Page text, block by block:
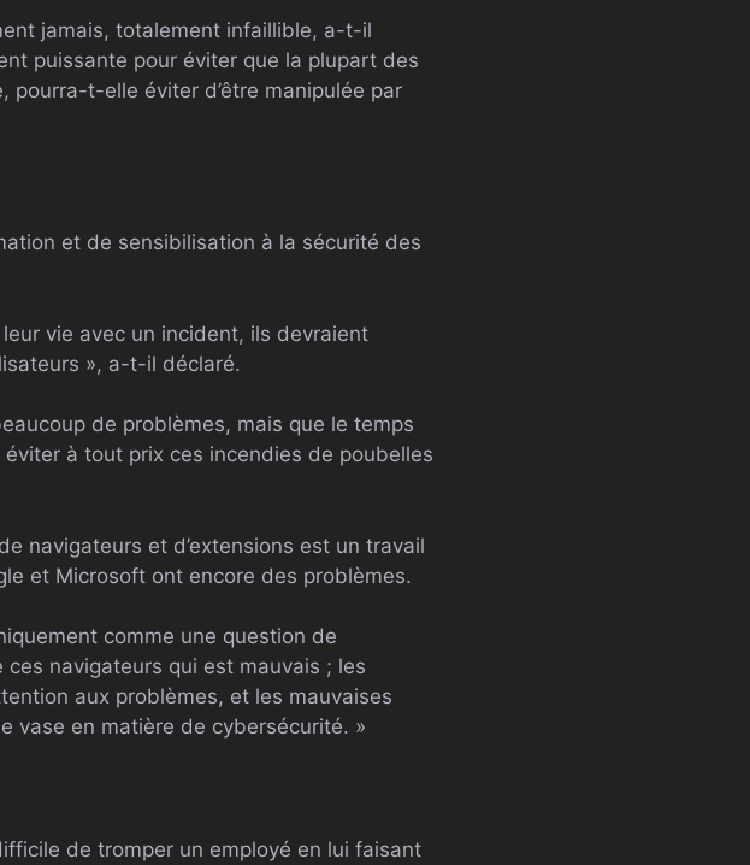
jamais, totalement infaillible, a-t-il
puissante pour éviter que la plupart des
t-elle éviter d’être manipulée par
et de sensibilisation à la sécurité des
vie avec un incident, ils devraient
», a-t-il déclaré.
de problèmes, mais que le temps
à tout prix ces incendies de poubelles
navigateurs et d’extensions est un travail
et Microsoft ont encore des problèmes.
comme une question de
ces navigateurs qui est mauvais ; les
aux problèmes, et les mauvaises
vase en matière de cybersécurité. »
de tromper un employé en lui faisant